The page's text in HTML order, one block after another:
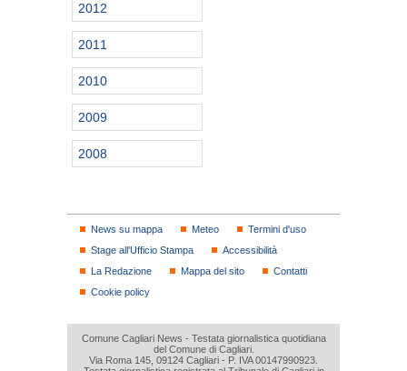
2012
2011
2010
2009
2008
News su mappa Meteo
Termini d'uso
Stage all'Ufficio Stampa
Accessibilità
La Redazione
Mappa del sito
Contatti
Cookie policy
Comune Cagliari News - Testata giornalistica quotidiana
del Comune di Cagliari.
Via Roma 145, 09124 Cagliari - P. IVA 00147990923.